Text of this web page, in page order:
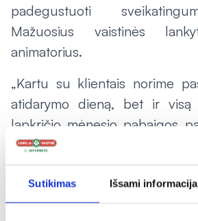
Sutikimas Išsami informacija
padegustuoti
Mažuosius vaistinės
animatorius.
„Kartu su klientais norime
atidarymo dieną, bet ir
lapkričio mėnesio pabaigos
tik didžioji dalis minėtų
visoms vaistinės prekėms
sieks iki 30 proc.“, –